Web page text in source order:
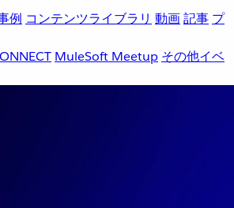
例 コンテンツライブラリ 動画記事 プ
MuleSoft Meetup その他イベ